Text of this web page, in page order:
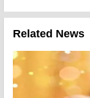
Related News